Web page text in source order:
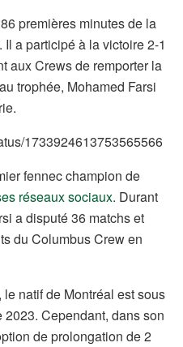
premières minutes de la
a participé à la victoire 2-1
aux Crews de remporter la
trophée, Mohamed Farsi
1733924613753565566
fennec champion de
réseaux sociaux. Durant
a disputé 36 matchs et
du Columbus Crew en
natif de Montréal est sous
2023. Cependant, dans son
de prolongation de 2